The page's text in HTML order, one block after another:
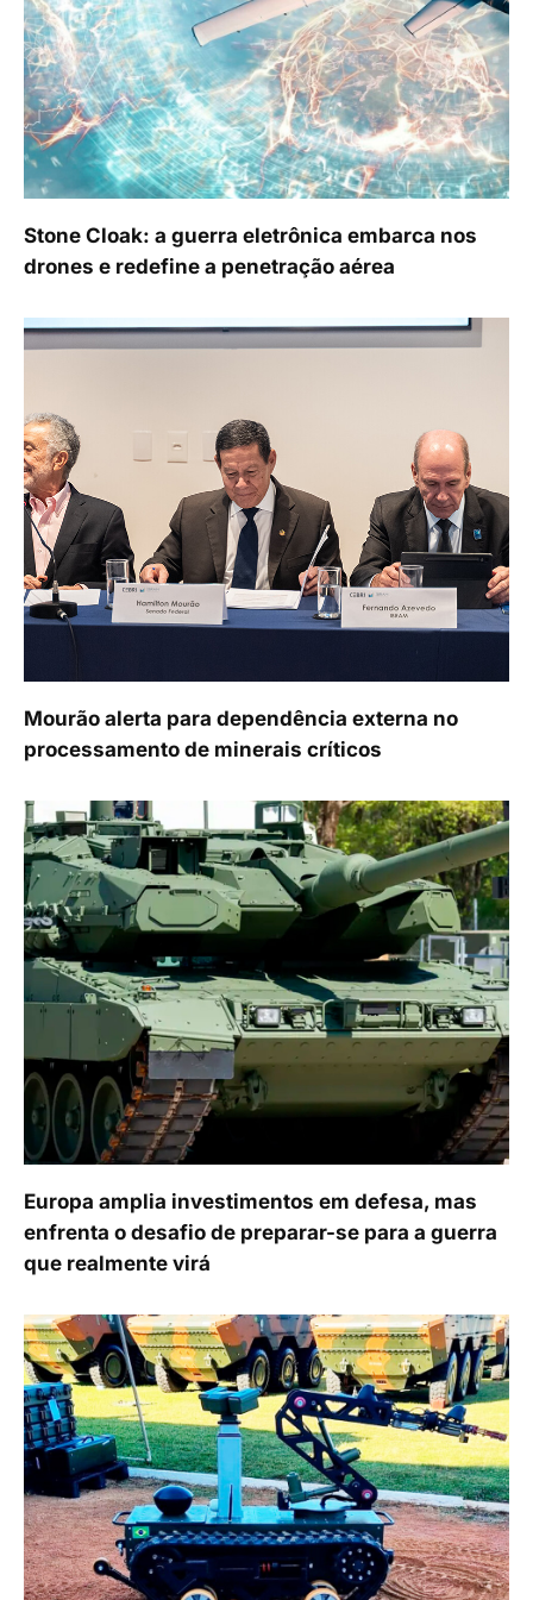
Stone Cloak: a guerra eletrônica embarca nos
drones e redefine a penetração aérea
Mourão alerta para dependência externa no
processamento de minerais críticos
Europa amplia investimentos em defesa, mas
enfrenta o desafio de preparar-se para a guerra
que realmente virá